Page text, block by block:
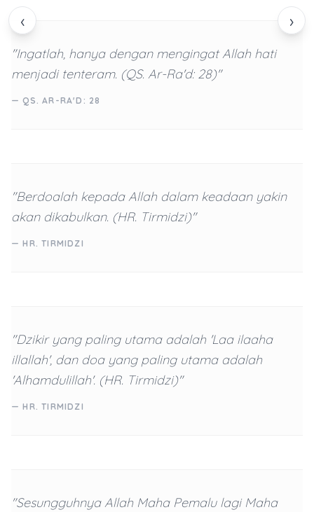
‹ ›
"Ingatlah, hanya dengan mengingat Allah hati
menjadi tenteram. (QS. Ar-Ra'd: 28)"
— QS. AR-RA'D: 28
"Berdoalah kepada Allah dalam keadaan yakin
akan dikabulkan. (HR. Tirmidzi)"
— HR. TIRMIDZI
"Dzikir yang paling utama adalah 'Laa ilaaha
illallah', dan doa yang paling utama adalah
'Alhamdulillah'. (HR. Tirmidzi)"
— HR. TIRMIDZI
"Sesungguhnya Allah Maha Pemalu lagi Maha